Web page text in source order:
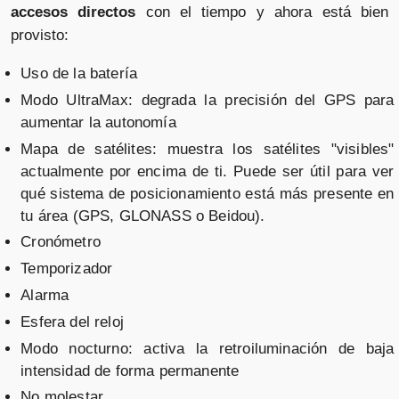
accesos directos con el tiempo y ahora está bien
provisto:
Uso de la batería
Modo UltraMax: degrada la precisión del GPS para
aumentar la autonomía
Mapa de satélites: muestra los satélites "visibles"
actualmente por encima de ti. Puede ser útil para ver
qué sistema de posicionamiento está más presente en
tu área (GPS, GLONASS o Beidou).
Cronómetro
Temporizador
Alarma
Esfera del reloj
Modo nocturno: activa la retroiluminación de baja
intensidad de forma permanente